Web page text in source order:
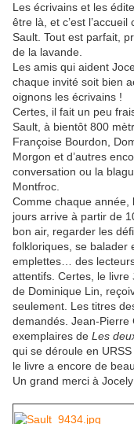
Les écrivains et les
être là, et c’est
Sault. Tout est parfait,
de la lavande.
Les amis qui aident
chaque invité soit bien
oignons les écrivains !
Certes, il fait un peu
Sault, à bientôt 800
Françoise Bourdon,
Morgon et d’autres
conversation ou la
Montfroc.
Comme chaque
jours arrive à partir de
bon air, regarder les
folkloriques, se balader
emplettes… des
attentifs. Certes, le livre
de Dominique Lin,
seulement. Les titres
demandés. Jean-Pierre
exemplaires de Les
qui se déroule en
le livre a encore de
Un grand merci à